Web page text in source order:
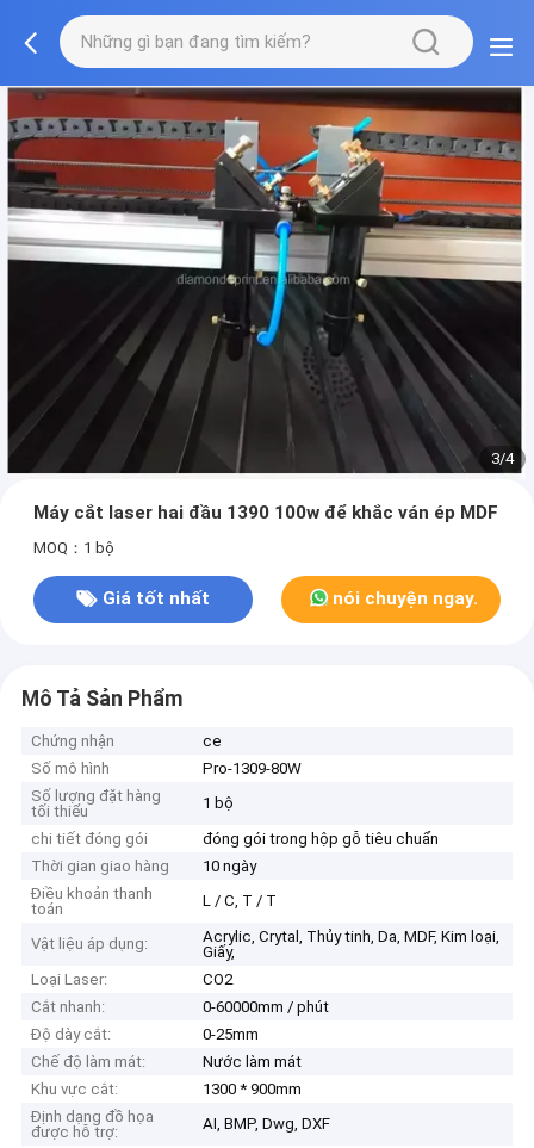
3/4
Máy cắt laser hai đầu 1390 100w để khắc ván ép MDF
MOQ：1 bộ
Giá tốt nhất nói chuyện ngay.
Mô Tả Sản Phẩm
Chứng nhận
ce
Số mô hình
Pro-1309-80W
Số lượng đặt hàng
tối thiểu
1 bộ
chi tiết đóng gói
đóng gói trong hộp gỗ tiêu chuẩn
Thời gian giao hàng
10 ngày
Điều khoản thanh
toán
L / C, T / T
Vật liệu áp dụng:
Acrylic, Crytal, Thủy tinh, Da, MDF, Kim loại,
Giấy,
Loại Laser:
CO2
Cắt nhanh:
0-60000mm / phút
Độ dày cắt:
0-25mm
Chế độ làm mát:
Nước làm mát
Khu vực cắt:
1300 * 900mm
Định dạng đồ họa
được hỗ trợ:
AI, BMP, Dwg, DXF